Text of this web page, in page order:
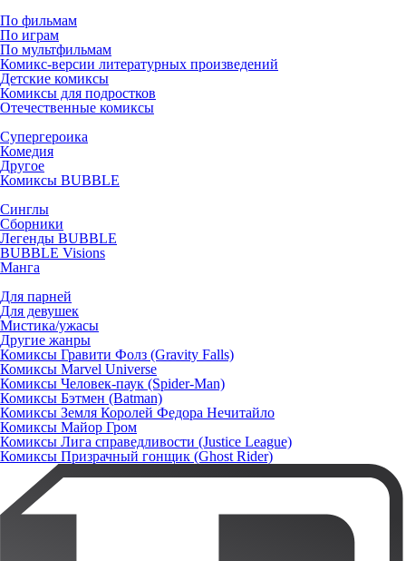
По фильмам
По играм
По мультфильмам
Комикс-версии литературных произведений
Детские комиксы
Комиксы для подростков
Отечественные комиксы
Супергероика
Комедия
Другое
Комиксы BUBBLE
Синглы
Сборники
Легенды BUBBLE
BUBBLE Visions
Манга
Для парней
Для девушек
Мистика/ужасы
Другие жанры
Комиксы Гравити Фолз (Gravity Falls)
Комиксы Marvel Universe
Комиксы Человек-паук (Spider-Man)
Комиксы Бэтмен (Batman)
Комиксы Земля Королей Федора Нечитайло
Комиксы Майор Гром
Комиксы Лига справедливости (Justice League)
Комиксы Призрачный гонщик (Ghost Rider)